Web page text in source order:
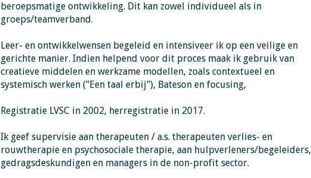
beroepsmatige ontwikkeling. Dit kan zowel individueel als in
groeps/teamverband.
Leer- en ontwikkelwensen begeleid en intensiveer ik op een veilige en
gerichte manier. Indien helpend voor dit proces maak ik gebruik van
creatieve middelen en werkzame modellen, zoals contextueel en
systemisch werken ("Een taal erbij"), Bateson en focusing,
Registratie LVSC in 2002, herregistratie in 2017.
Ik geef supervisie aan therapeuten / a.s. therapeuten verlies- en
rouwtherapie en psychosociale therapie, aan hulpverleners/begeleiders,
gedragsdeskundigen en managers in de non-profit sector.